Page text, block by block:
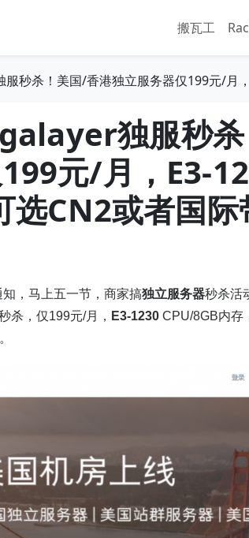
搬瓦工
秒杀！美国/香港独立服务器仅199元/月
独服秒
元/月，E3-
选CN2或者国际
，马上五一节，商家搞独立服务器秒杀活
杀，仅199元/月， E3-1230 CPU/8GB内存
。